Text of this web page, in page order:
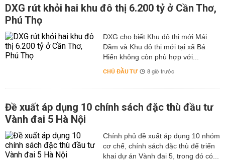
DXG rút khỏi hai khu đô thị 6.200 tỷ ở Cần Thơ,
Phú Thọ
DXG cho biết Khu đô thị mới Mái
Dầm và Khu đô thị mới tại xã Bá
Hiến không còn phù hợp với...
CHỦ ĐẦU TƯ 8 giờ trước
Đề xuất áp dụng 10 chính sách đặc thù đầu tư
Vành đai 5 Hà Nội
Chính phủ đề xuất áp dụng 10 nhóm
cơ chế, chính sách đặc thù để triển
khai dự án Vành đai 5, trong đó có...